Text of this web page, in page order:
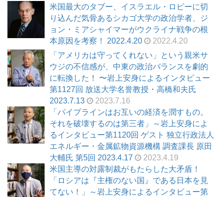
米国最大のタブー、イスラエル・ロビーに切
り込んだ気骨あるシカゴ大学の政治学者、ジ
ョン・ミアシャイマーがウクライナ戦争の根
本原因を考察！ 2022.4.20
2022.4.20
「アメリカは守ってくれない」という親米サ
ウジの不信感が、中東の政治バランスを劇的
に転換した！ 〜岩上安身によるインタビュー
第1127回 放送大学名誉教授・高橋和夫氏
2023.7.13
2023.7.16
「パイプラインはお互いの経済を潤すもの。
それを破壊するのは第三者」～岩上安身によ
るインタビュー第1120回 ゲスト 独立行政法人
エネルギー・金属鉱物資源機構 調査課長 原田
大輔氏 第5回 2023.4.17
2023.4.19
米国主導の対露制裁がもたらした大矛盾！
「ロシアは『主権のない国』である日本を見
てない！」～岩上安身によるインタビュー第